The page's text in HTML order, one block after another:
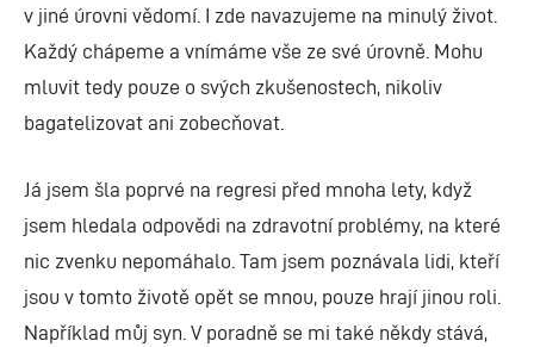
v jiné úrovni vědomí. I zde navazujeme na minulý život.
Každý chápeme a vnímáme vše ze své úrovně. Mohu
mluvit tedy pouze o svých zkušenostech, nikoliv
bagatelizovat ani zobecňovat.
Já jsem šla poprvé na regresi před mnoha lety, když
jsem hledala odpovědi na zdravotní problémy, na které
nic zvenku nepomáhalo. Tam jsem poznávala lidi, kteří
jsou v tomto životě opět se mnou, pouze hrají jinou roli.
Například můj syn. V poradně se mi také někdy stává,